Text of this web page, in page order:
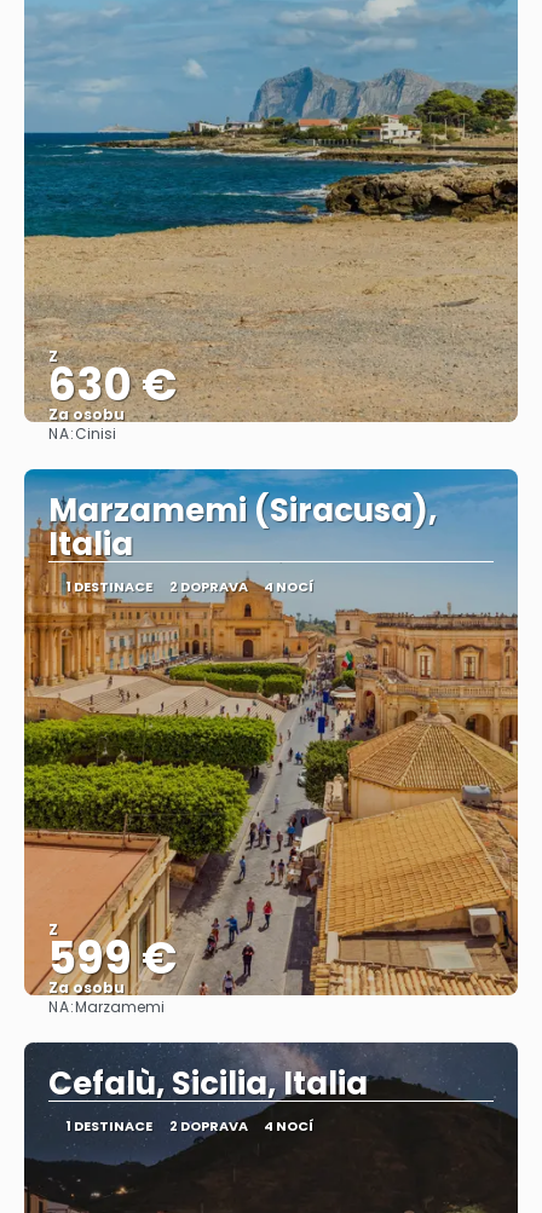
Z
630 €
Za osobu
NA:Cinisi
Marzamemi (Siracusa),
Italia
1 DESTINACE 2 DOPRAVA 4 NOCÍ
Z
599 €
Za osobu
NA:Marzamemi
Cefalù, Sicilia, Italia
1 DESTINACE 2 DOPRAVA 4 NOCÍ